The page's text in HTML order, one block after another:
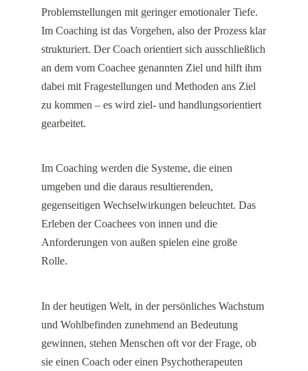
Problemstellungen mit geringer emotionaler Tiefe.
Im Coaching ist das Vorgehen, also derProzess klar
strukturiert. Der Coach orientiert sich ausschließlich
an dem vom Coachee genannten Ziel und hilft ihm
dabei mit Fragestellungen und Methoden ans Ziel
zu kommen – es wird ziel- und handlungsorientiert
gearbeitet.
Im Coaching werden die Systeme, die einen
umgeben und die daraus resultierenden,
gegenseitigen Wechselwirkungen beleuchtet. Das
Erleben der Coachees von innen und die
Anforderungen von außen spielen eine große
Rolle.
In der heutigen Welt, in der persönliches Wachstum
und Wohlbefinden zunehmend an Bedeutung
gewinnen, stehen Menschen oft vor der Frage, ob
sie einen Coach oder einen Psychotherapeuten